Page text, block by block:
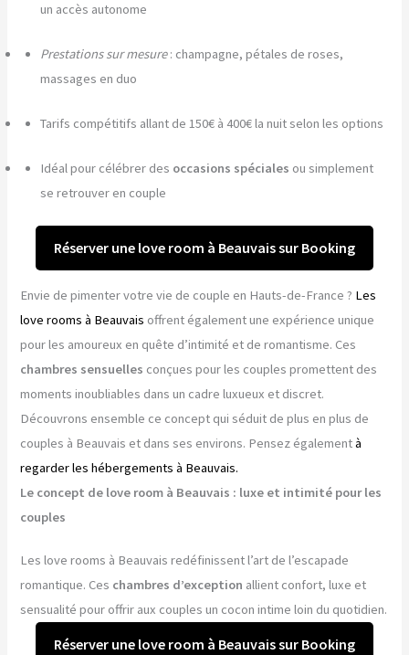
un accès autonome
Prestations sur mesure: champagne, pétales de roses,
massages en duo
Tarifs compétitifs allant de 150€ à 400€ la nuit selon les options
Idéal pour célébrer des occasions spéciales ou simplement
se retrouver en couple
Réserver une love room à Beauvais sur Booking
Envie de pimenter votre vie de couple en Hauts-de-France ? Les
love rooms à Beauvais offrent également une expérience unique
pour les amoureux en quête d’intimité et de romantisme. Ces
chambres sensuelles conçues pour les couples promettent des
moments inoubliables dans un cadre luxueux et discret.
Découvrons ensemble ce concept qui séduit de plus en plus de
couples à Beauvais et dans ses environs. Pensez égalementà
regarder les hébergements à Beauvais.
Le concept de love room à Beauvais : luxe et intimité pour les
couples
Les love rooms à Beauvais redéfinissent l’art de l’escapade
romantique. Ces chambres d’exception allient confort, luxe et
sensualité pour offrir aux couples un cocon intime loin du quotidien.
Réserver une love room à Beauvais sur Booking